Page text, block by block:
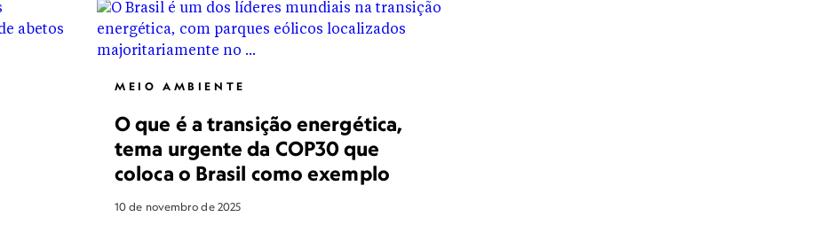
DESCOBERTA DE ESPÉCIES
ECOLOGIA URBANA
MEIO AMBIENTE
O que é a transição energética,
tema urgente da COP30 que
coloca o Brasil como exemplo
10 de novembro de 2025